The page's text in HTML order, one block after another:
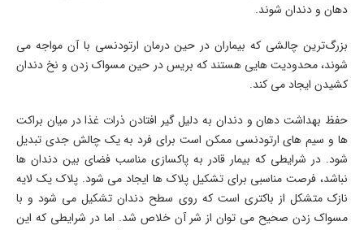
دهان و دندان شوند.
بزرگ‌ترین چالشی که بیماران در حین درمان ارتودنسی با آن مواجه می
‌شوند، محدودیت‌ هایی هستند که بریس در حین مسواک زدن و نخ دندان
کشیدن ایجاد می‌ کند.
حفظ بهداشت دهان و دندان به دلیل گیر افتادن ذرات غذا در میان براکت‌
ها و سیم ‌های ارتودنسی ممکن است برای فرد به یک چالش جدی تبدیل
شود. در شرایطی که بیمار قادر به پاکسازی مناسب فضای بین دندان ‌ها
نباشد، فرصت مناسبی برای تشکیل پلاک ‌ها ایجاد می ‌شود. پلاک یک لایه
‌نازک متشکل از باکتری است که روی سطح دندان تشکیل می ‌شود و با
مسواک زدن صحیح می‌ توان از شر آن خلاص شد. اما در شرایطی که این